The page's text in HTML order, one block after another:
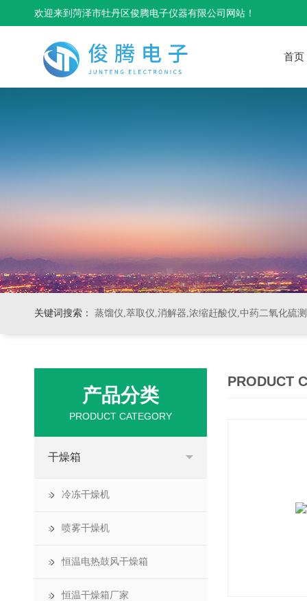
欢迎来到菏泽市牡丹区俊腾电子仪器有限公司网站！
首页
关键词搜索： 蒸馏仪,萃取仪,消解器,浓缩赶酸仪,中药二氧化硫
产品分类
PRODUCT CATEGORY
干燥箱
冷冻干燥机
喷雾干燥机
恒温电热鼓风干燥箱
恒温干燥箱厂家
PRODUCT